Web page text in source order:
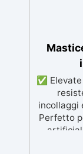
✅
incollaggi
Perfetto